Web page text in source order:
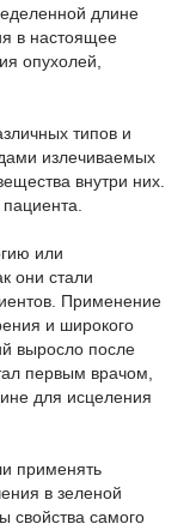
длине
в настоящее
опухолей,
типов и
излечиваемых
внутри них.
или
они стали
Применение
и широкого
выросло после
первым врачом,
для исцеления
применять
в зеленой
свойства самого